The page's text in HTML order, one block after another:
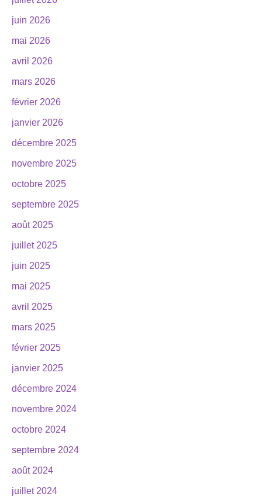
juin 2026
mai 2026
avril 2026
mars 2026
février 2026
janvier 2026
décembre 2025
novembre 2025
octobre 2025
septembre 2025
août 2025
juillet 2025
juin 2025
mai 2025
avril 2025
mars 2025
février 2025
janvier 2025
décembre 2024
novembre 2024
octobre 2024
septembre 2024
août 2024
juillet 2024